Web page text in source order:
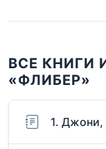
ВСЕ КНИГИ
«ФЛИБЕР»
1. Джони,